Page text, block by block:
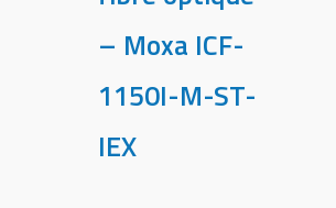
– Moxa ICF-
1150I-M-ST-
IEX